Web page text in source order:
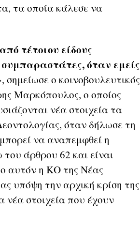
τα οποία κάλεσε να
τέτοιου είδους
όταν εμείς
σημείωσε ο κοινοβουλευτικός
Μαρκόπουλος, ο οποίος
νέα στοιχεία τα
όταν δήλωσε τη
να αναπεμφθεί η
άρθρου 62 και είναι
αυτόν η ΚΟ της Νέας
υπόψη την αρχική κρίση της
νέα στοιχεία που έχουν